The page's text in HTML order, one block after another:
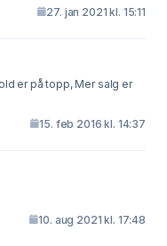
27. jan 2021 kl. 15:11
er på topp, Mer salg er
15. feb 2016 kl. 14:37
10. aug 2021 kl. 17:48